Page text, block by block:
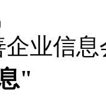
企业信
"